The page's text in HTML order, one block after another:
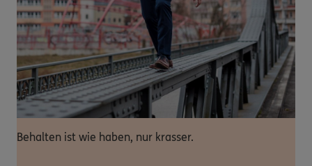
Behalten ist wie haben, nur krasser.